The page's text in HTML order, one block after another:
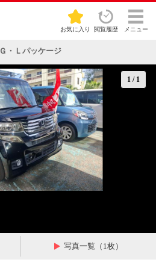
お気に入り 閲覧履歴 メニュー
Ｇ・Ｌパッケージ
1 / 1
写真一覧（1枚）